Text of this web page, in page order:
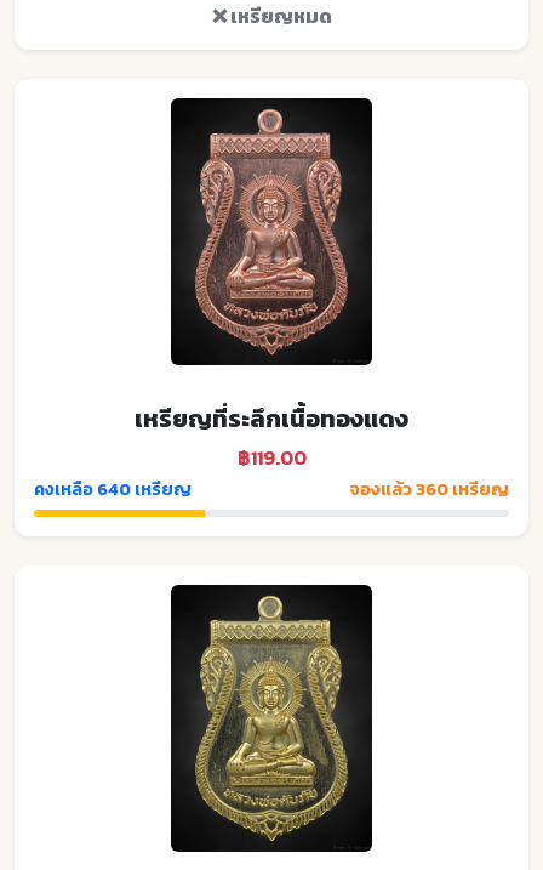
❌ เหรียญหมด
เหรียญที่ระลึกเนื้อทองแดง
฿119.00
คงเหลือ 640 เหรียญ จองแล้ว 360 เหรียญ